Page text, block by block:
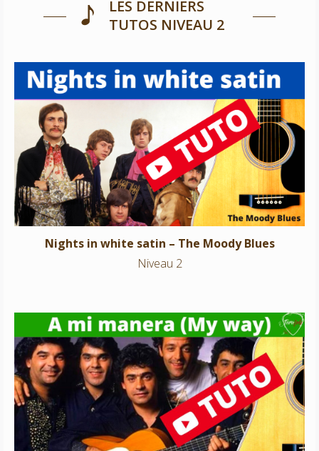
LES DERNIERS
TUTOS NIVEAU 2
Nights in white satin – The Moody Blues
Niveau 2
Nights in white satin – The Moody Blues
Niveau 2
A mi manera -Gipsy Kings (My Way)
Niveau 2